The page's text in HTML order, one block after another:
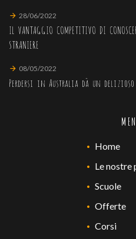
28/06/2022
IL VANTAGGIO COMPETITIVO DI
STRANIERE
08/05/2022
Perdersi in Australia dà un
Home
Le nostre
Scuole
Offerte
Corsi